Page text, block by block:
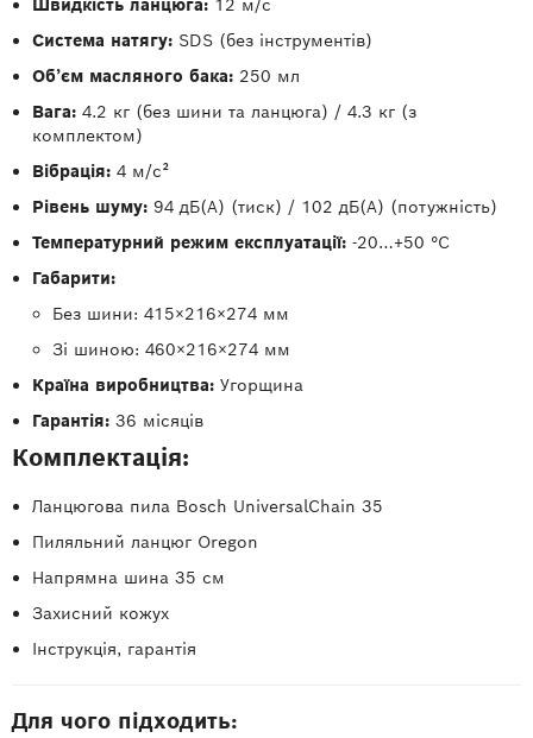
Швидкість ланцюга: 12 м/с
Система натягу: SDS (без інструментів)
Обʼєм масляного бака: 250 мл
Вага: 4.2 кг (без шини та ланцюга) / 4.3 кг (з
комплектом)
Вібрація: 4 м/с²
Рівень шуму: 94 дБ(A) (тиск) / 102 дБ(A) (потужність)
Температурний режим експлуатації: -20…+50 °C
Габарити:
Без шини: 415×216×274 мм
Зі шиною: 460×216×274 мм
Країна виробництва: Угорщина
Гарантія: 36 місяців
Комплектація:
Ланцюгова пила Bosch UniversalChain 35
Пиляльний ланцюг Oregon
Напрямна шина 35 см
Захисний кожух
Інструкція, гарантія
Для чого підходить: